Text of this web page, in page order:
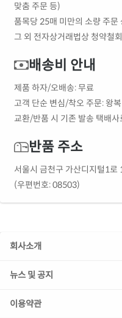
맞춤 주문 등)
품목당 25매 미만의 소량 주문
그 외 전자상거래법상 청약철
배송비 안내
제품 하자/오배송: 무료
고객 단순 변심/착오 주문: 왕
교환/반품 시 기존 발송 택배사
반품 주소
서울시 금천구 가산디지털1
(우편번호: 08503)
회사소개
뉴스 및 공지
이용약관